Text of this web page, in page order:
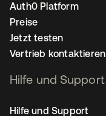
Auth0 Platform
Preise
Jetzt testen
Vertrieb kontaktieren
Hilfe und Support
Hilfe und Support